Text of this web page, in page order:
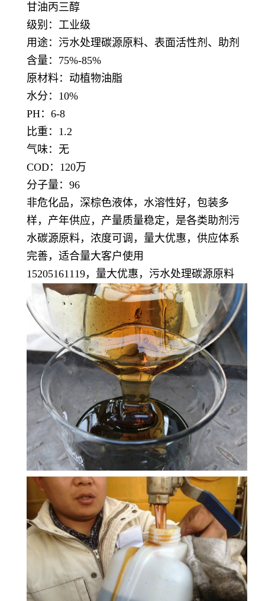
甘油丙三醇
级别：工业级
用途：污水处理碳源原料、表面活性剂、助剂
含量：75%-85%
原材料：动植物油脂
水分：10%
PH：6-8
比重：1.2
气味：无
COD：120万
分子量：96
非危化品，深棕色液体，水溶性好，包装多
样，产年供应，产量质量稳定， 是各类助剂污
水碳源原料，浓度可调，量大优惠，供应体系
完善，适合量大客户使用
15205161119，量大优惠，污水处理碳源原料